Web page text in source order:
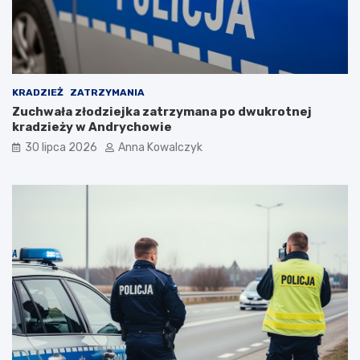
p
o
p
a
n
d
e
m
i
KRADZIEŻ ZATRZYMANIA
Zuchwała złodziejka zatrzymana po dwukrotnej
kradzieży w Andrychowie
30 lipca 2026 Anna Kowalczyk